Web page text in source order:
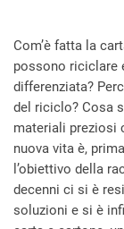
Com’è fatta la
possono riciclare
differenziata?
del riciclo? Cosa
materiali preziosi
nuova vita è,
l’obiettivo della
decenni ci si è
soluzioni e si è